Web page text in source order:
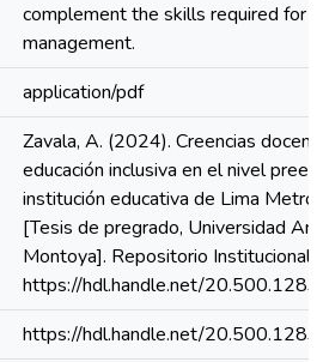
complement the skills required for
management.
application/pdf
Zavala, A. (2024). Creencias
educación inclusiva en el nivel
institución educativa de Lima
[Tesis de pregrado, Universidad
Montoya]. Repositorio Institucional
https://hdl.handle.net/
https://hdl.handle.net/